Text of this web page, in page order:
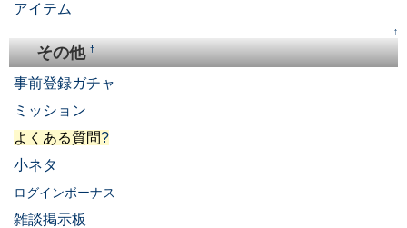
アイテム
↑
その他†
事前登録ガチャ
ミッション
よくある質問?
小ネタ
ログインボーナス
雑談掲示板